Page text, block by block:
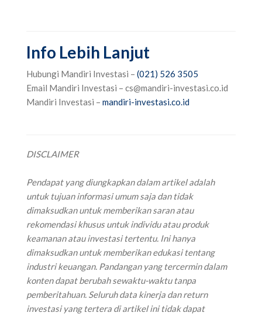
Info Lebih Lanjut
Hubungi Mandiri Investasi – (021) 526 3505
‌Email Mandiri Investasi – cs@mandiri-investasi.co.id
‌Mandiri Investasi – mandiri-investasi.co.id
DISCLAIMER
‌Pendapat yang diungkapkan dalam artikel adalah
untuk tujuan informasi umum saja dan tidak
dimaksudkan untuk memberikan saran atau
rekomendasi khusus untuk individu atau produk
keamanan atau investasi tertentu. Ini hanya
dimaksudkan untuk memberikan edukasi tentang
industri keuangan. Pandangan yang tercermin dalam
konten dapat berubah sewaktu-waktu tanpa
pemberitahuan. Seluruh data kinerja dan return
investasi yang tertera di artikel ini tidak dapat